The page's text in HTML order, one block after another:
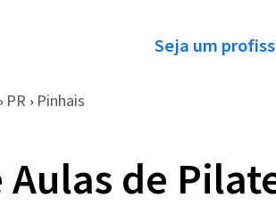
Seja um
› PR › Pinhais
de